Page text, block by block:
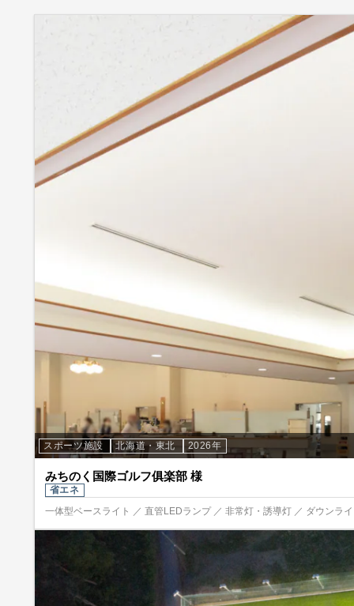
スポーツ施設 北海道・東北 2026年
みちのく国際ゴルフ俱楽部 様
省エネ
一体型ベースライト ／ 直管LEDランプ ／ 非常灯・誘導灯 ／ ダウンラ